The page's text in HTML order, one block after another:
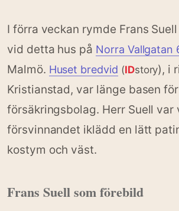
I förra veckan rymde Frans
vid detta hus på Norra Vallgatan
Malmö. Huset bredvid (IDstory), i
Kristianstad, var länge basen
försäkringsbolag. Herr Suell var
försvinnandet iklädd en lätt
kostym och väst.
Frans Suell som förebild